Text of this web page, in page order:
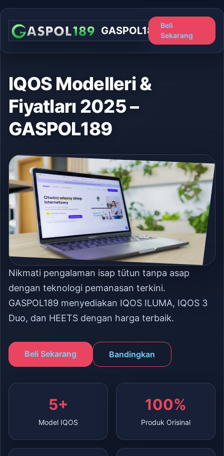
GASPOL189
Beli
Sekarang
IQOS Modelleri &
Fiyatları 2025 –
GASPOL189
Nikmati pengalaman isap tütun tanpa asap
dengan teknologi pemanasan terkini.
GASPOL189 menyediakan IQOS ILUMA, IQOS 3
Duo, dan HEETS dengan harga terbaik.
Beli Sekarang Bandingkan
5+
Model IQOS
100%
Produk Orisinal